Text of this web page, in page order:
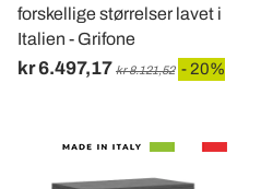
forskellige størrelser lavet i
Italien - Grifone
kr 6.497,17 kr 8.121,52 - 20%